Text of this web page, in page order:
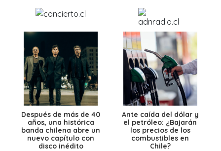
Después de más de 40
años, una histórica
banda chilena abre un
nuevo capítulo con
disco inédito
Ante caída del dólar y
el petróleo: ¿Bajarán
los precios de los
combustibles en
Chile?